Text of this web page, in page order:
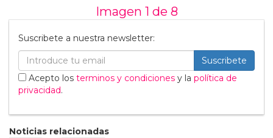
Imagen 1 de 8
Suscribete a nuestra newsletter:
Suscribete
Acepto los terminos y condiciones y la política de
privacidad.
Noticias relacionadas